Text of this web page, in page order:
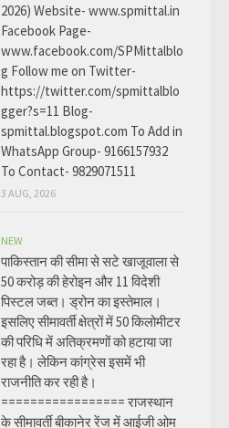
2026) Website- www.spmittal.in
Facebook Page-
www.facebook.com/SPMittalblo
g Follow me on Twitter-
https://twitter.com/spmittalblo
gger?s=11 Blog-
spmittal.blogspot.com To Add in
WhatsApp Group- 9166157932
To Contact- 9829071511
3 AUG, 2026
NEW
पाकिस्तान की सीमा से सटे खाजूवाला से
50 करोड़ की हेरोइन और 11 विदेशी
पिस्टल जब्त। ड्रोन का इस्तेमाल।
इसलिए सीमावर्ती क्षेत्रों में 50 किलोमीटर
की परिधि में अतिक्रमणों को हटाया जा
रहा है। लेकिन कांग्रेस इसमें भी
राजनीति कर रही है।
================= राजस्थान
के सीमावर्ती बीकानेर रेंज में आईजी ओम